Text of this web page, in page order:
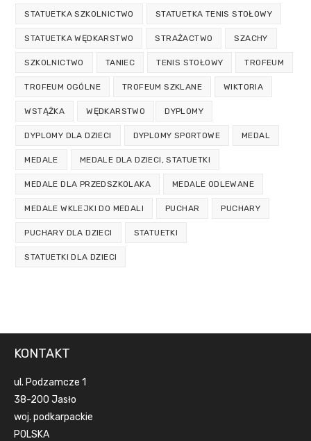
STATUETKA SZKOLNICTWO STATUETKA TENIS STOŁOWY
STATUETKA WĘDKARSTWO STRAŻACTWO SZACHY
SZKOLNICTWO TANIEC TENIS STOŁOWY TROFEUM
TROFEUM OGÓLNE TROFEUM SZKLANE WIKTORIA
WSTĄŻKA WĘDKARSTWO DYPLOMY
DYPLOMY DLA DZIECI DYPLOMY SPORTOWE MEDAL
MEDALE MEDALE DLA DZIECI, STATUETKI
MEDALE DLA PRZEDSZKOLAKA MEDALE ODLEWANE
MEDALE WKLEJKI DO MEDALI PUCHAR PUCHARY
PUCHARY DLA DZIECI STATUETKI
STATUETKI DLA DZIECI
KONTAKT
ul. Podzamcze 1
38-200 Jasło
woj. podkarpackie
POLSKA